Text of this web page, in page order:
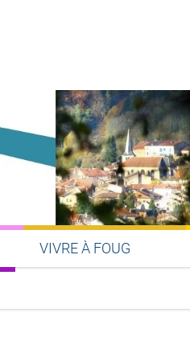
VIVRE À FOUG